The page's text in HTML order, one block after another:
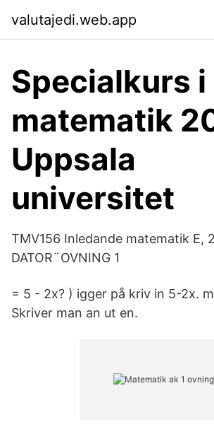
valutajedi.web.app
Specialkurs i
matematik
Uppsala
universitet
TMV156 Inledande matematik E,
DATOR¨OVNING 1
= 5 - 2x? ) igger på kriv in 5-2x.
Skriver man an ut en.